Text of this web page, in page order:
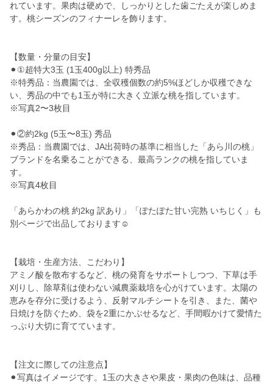
れています。果肉は硬めで、しっかりとした歯ごたえが楽しめま
す。桃シーズンのフィナーレを飾ります。
【数量・分量の目安】
⚫︎①超特大3玉 (1玉400g以上) 特秀品
※特秀品：当農園では、全収穫個数の約5%ほどしか収穫できな
い、秀品の中でも1玉が特に大きく立派な桃を指しています。
※写真2〜3枚目
⚫︎②約2kg (5玉〜8玉) 秀品
※秀品：当農園では、JA出荷時の基準に相当した「あら川の桃」
ブランドを名乗ることができる、最高ランクの桃を指していま
す。
※写真4枚目
「あらかわの桃 約2kg 訳あり」「ぽたぽた甘い完熟 いちじく」も
別ページで出品しております☺︎
【栽培・生産方法、こだわり】
アミノ酸を散布するなど、桃の発育をサポートしつつ、下草は手
刈りし、除草剤は使わない減農薬栽培を心がけています。太陽の
恵みを存分に受けるよう、反射マルチシートを引き、また、菌や
日焼けを防ぐため、袋を2重にかぶせるなど、手間暇かけて愛情た
っぷり大切に育てています。
【注文に際しての注意点】
⚫︎写真はイメージです。1玉の大きさや果皮・果肉の色味は、品種